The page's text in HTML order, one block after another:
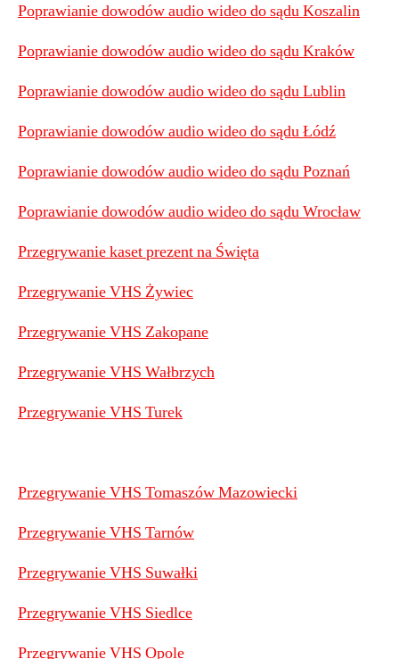
Poprawianie dowodów audio wideo do sądu Koszalin
Poprawianie dowodów audio wideo do sądu Kraków
Poprawianie dowodów audio wideo do sądu Lublin
Poprawianie dowodów audio wideo do sądu Łódź
Poprawianie dowodów audio wideo do sądu Poznań
Poprawianie dowodów audio wideo do sądu Wrocław
Przegrywanie kaset prezent na Święta
Przegrywanie VHS Żywiec
Przegrywanie VHS Zakopane
Przegrywanie VHS Wałbrzych
Przegrywanie VHS Turek
Przegrywanie VHS Tomaszów Mazowiecki
Przegrywanie VHS Tarnów
Przegrywanie VHS Suwałki
Przegrywanie VHS Siedlce
Przegrywanie VHS Opole